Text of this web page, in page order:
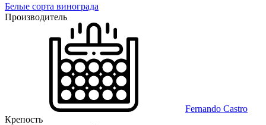
Белые сорта винограда
Производитель
Fernando Castro
Крепость